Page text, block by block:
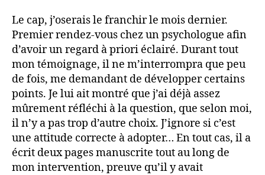
Le cap, j’oserais le franchir le mois dernier.
Premier rendez-vous chez un psychologue afin
d’avoir un regard à priori éclairé. Durant tout
mon témoignage, il ne m’interrompra que peu
de fois, me demandant de développer certains
points. Je lui ait montré que j’ai déjà assez
mûrement réfléchi à la question, que selon moi,
il n’y a pas trop d’autre choix. J’ignore si c’est
une attitude correcte à adopter… En tout cas, il a
écrit deux pages manuscrite tout au long de
mon intervention, preuve qu’il y avait